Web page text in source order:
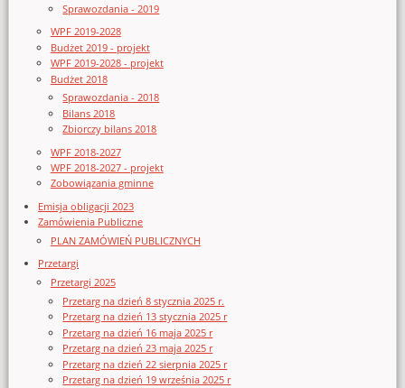
Sprawozdania - 2019
WPF 2019-2028
Budżet 2019 - projekt
WPF 2019-2028 - projekt
Budżet 2018
Sprawozdania - 2018
Bilans 2018
Zbiorczy bilans 2018
WPF 2018-2027
WPF 2018-2027 - projekt
Zobowiązania gminne
Emisja obligacji 2023
Zamówienia Publiczne
PLAN ZAMÓWIEŃ PUBLICZNYCH
Przetargi
Przetargi 2025
Przetarg na dzień 8 stycznia 2025 r.
Przetarg na dzień 13 stycznia 2025 r
Przetarg na dzień 16 maja 2025 r
Przetarg na dzień 23 maja 2025 r
Przetarg na dzień 22 sierpnia 2025 r
Przetarg na dzień 19 września 2025 r